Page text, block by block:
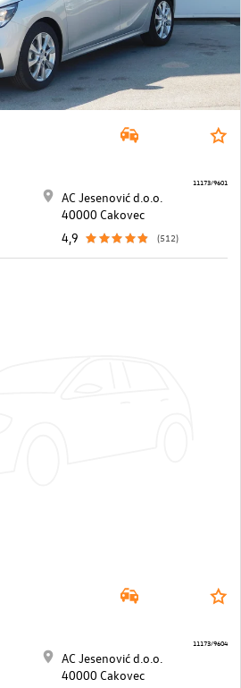
AC Jesenović d.o.o.
40000 Cakovec
4,9
(512)
11173/9601
AC Jesenović d.o.o.
40000 Cakovec
11173/9604